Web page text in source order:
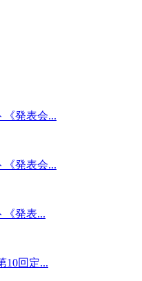
《発表会...
《発表会...
《発表...
10回定...